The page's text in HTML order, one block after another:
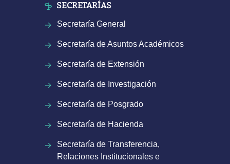
SECRETARÍAS
Secretaría General
Secretaría de Asuntos Académicos
Secretaría de Extensión
Secretaría de Investigación
Secretaría de Posgrado
Secretaría de Hacienda
Secretaría de Transferencia,
Relaciones Institucionales e